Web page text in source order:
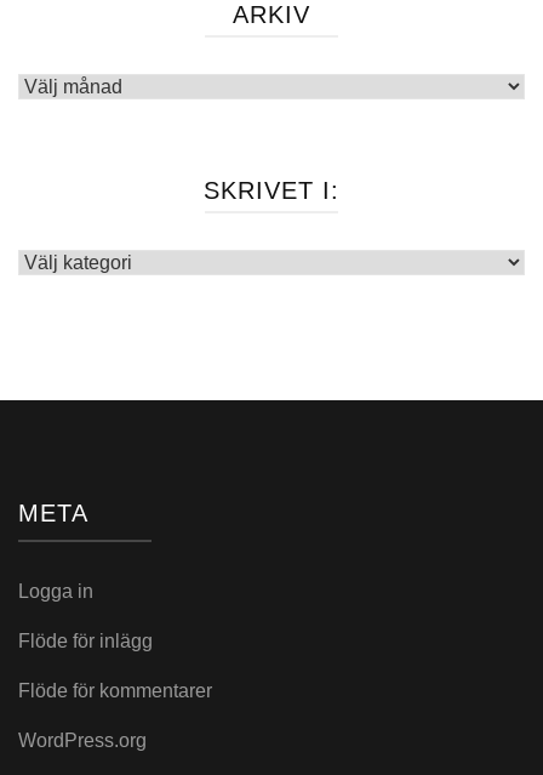
ARKIV
Arkiv
SKRIVET I:
Skrivet
META
Logga in
Flöde för inlägg
Flöde för kommentarer
WordPress.org